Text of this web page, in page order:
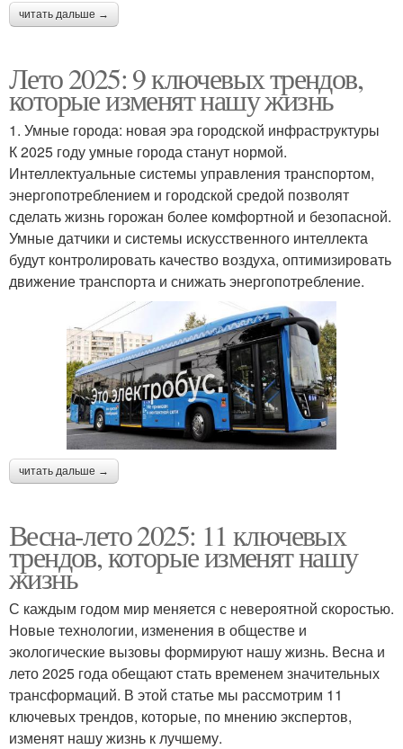
читать дальше →
Лето 2025: 9 ключевых трендов,
которые изменят нашу жизнь
1. Умные города: новая эра городской инфраструктуры
К 2025 году умные города станут нормой.
Интеллектуальные системы управления транспортом,
энергопотреблением и городской средой позволят
сделать жизнь горожан более комфортной и безопасной.
Умные датчики и системы искусственного интеллекта
будут контролировать качество воздуха, оптимизировать
движение транспорта и снижать энергопотребление.
читать дальше →
Весна-лето 2025: 11 ключевых
трендов, которые изменят нашу
жизнь
С каждым годом мир меняется с невероятной скоростью.
Новые технологии, изменения в обществе и
экологические вызовы формируют нашу жизнь. Весна и
лето 2025 года обещают стать временем значительных
трансформаций. В этой статье мы рассмотрим 11
ключевых трендов, которые, по мнению экспертов,
изменят нашу жизнь к лучшему.